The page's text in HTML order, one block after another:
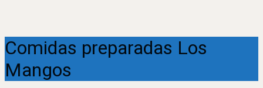
Comidas preparadas Los
Mangos